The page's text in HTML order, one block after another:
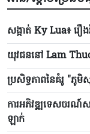
សង្កាត់ Ky Lua៖ រឿ
យុវជននៅ Lam
ប្រសិទ្ធភាពនៃគំរូ "ភូមិ
ការអភិវឌ្ឍទេសចរណ៍
ឡាក់